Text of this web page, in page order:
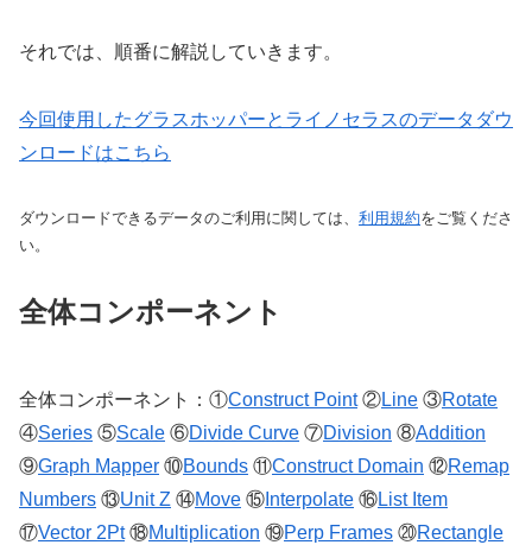
それでは、順番に解説していきます。
今回使用したグラスホッパーとライノセラスのデータダウ
ンロードはこちら
ダウンロードできるデータのご利用に関しては、 利用規約をご覧くださ
い。
全体コンポーネント
全体コンポーネント：①Construct Point②Line ③Rotate
④Series ⑤Scale ⑥Divide Curve ⑦Division ⑧Addition
⑨Graph Mapper ⑩Bounds ⑪Construct Domain ⑫Remap
Numbers ⑬Unit Z ⑭Move ⑮ Interpolate ⑯List Item
⑰Vector 2Pt⑱Multiplication ⑲Perp Frames ⑳Rectangle